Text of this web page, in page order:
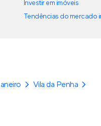
Investir em imóveis
Tendências do mercado
Vila da Penha